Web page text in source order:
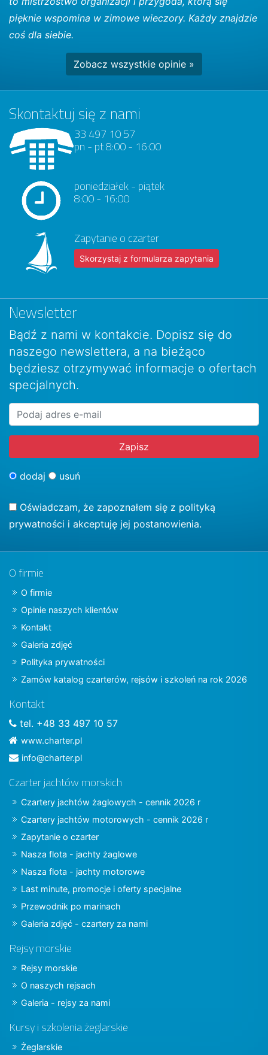
pięknie wspomina w zimowe wieczory. Każdy znajdzie
coś dla siebie.
Zobacz wszystkie opinie »
Skontaktuj się z nami
33 497 10 57
pn - pt 8:00 - 16:00
poniedziałek - piątek
8:00 - 16:00
Zapytanie o czarter
Skorzystaj z formularza zapytania
Newsletter
Bądź z nami w kontakcie. Dopisz się do
naszego newslettera, a na bieżąco
będziesz otrzymywać informacje o ofertach
specjalnych.
dodaj usuń
Oświadczam, że zapoznałem się z polityką
prywatności i akceptuję jej postanowienia.
O firmie
O firmie
Opinie naszych klientów
Kontakt
Galeria zdjęć
Polityka prywatności
Zamów katalog czarterów, rejsów i szkoleń na rok 2026
Kontakt
tel. +48 33 497 10 57
www.charter.pl
info@charter.pl
Czarter jachtów morskich
Czartery jachtów żaglowych - cennik 2026 r
Czartery jachtów motorowych - cennik 2026 r
Zapytanie o czarter
Nasza flota - jachty żaglowe
Nasza flota - jachty motorowe
Last minute, promocje i oferty specjalne
Przewodnik po marinach
Galeria zdjęć - czartery za nami
Rejsy morskie
Rejsy morskie
O naszych rejsach
Galeria - rejsy za nami
Kursy i szkolenia żeglarskie
Żeglarskie